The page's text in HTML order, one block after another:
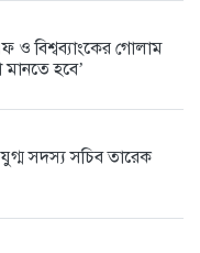
এবং সাধারণ...
বিশ্বব্যাংকের গোলাম
হবে’
যুগ্ম সদস্য সচিব তারেক